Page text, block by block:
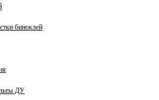
биноклей
ДУ